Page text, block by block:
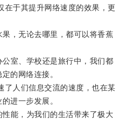
于其提升网络速度的效果，更
，无论去哪里，都可以将香蕉
室、学校还是旅行中，我们都
的网络连接。
人们信息交流的速度，也在某
进一步发展。
能，为我们的生活带来了极大